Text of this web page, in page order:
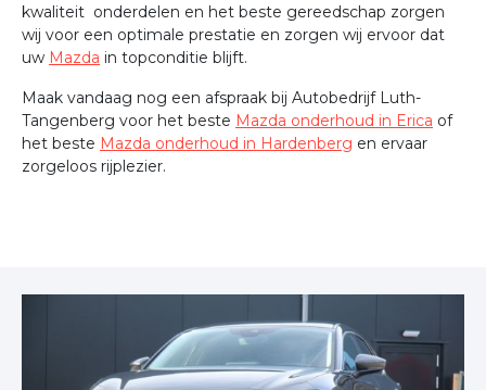
kwaliteit onderdelen en het beste gereedschap zorgen
wij voor een optimale prestatie en zorgen wij ervoor dat
uw Mazda in topconditie blijft.
Maak vandaag nog een afspraak bij Autobedrijf Luth-
Tangenberg voor het beste Mazda onderhoud in Erica of
het beste Mazda onderhoud in Hardenberg en ervaar
zorgeloos rijplezier.